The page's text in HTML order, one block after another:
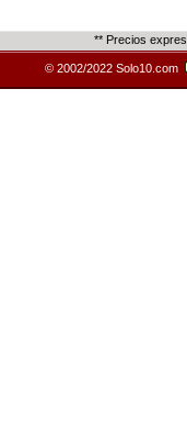
** Precios
© 2002/2022 Solo10.com